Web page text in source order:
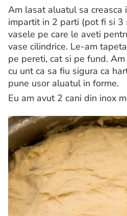
Am lasat aluatul sa creasca
impartit in 2 parti (pot fi si 3
vasele pe care le aveti
vase cilindrice. Le-am
pe pereti, cat si pe fund.
cu unt ca sa fiu sigura ca
pune usor aluatul in forme.
Eu am avut 2 cani din inox